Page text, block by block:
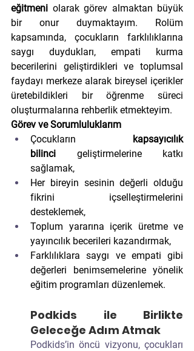
eğitmeni olarak görev almaktan büyük
bir onur duymaktayım. Rolüm
kapsamında, çocukların farklılıklarına
saygı duydukları, empati kurma
becerilerini geliştirdikleri ve toplumsal
faydayı merkeze alarak bireysel içerikler
üretebildikleri bir öğrenme süreci
oluşturmalarına rehberlik etmekteyim.
Görev ve Sorumluluklarım
Çocukların kapsayıcılık
bilinci geliştirmelerine katkı
sağlamak,
Her bireyin sesinin değerli olduğu
fikrini içselleştirmelerini
desteklemek,
Toplum yararına içerik üretme ve
yayıncılık becerileri kazandırmak,
Farklılıklara saygı ve empati gibi
değerleri benimsemelerine yönelik
eğitim programları düzenlemek.
Podkids ile Birlikte
Geleceğe Adım Atmak
Podkids’in öncü vizyonu, çocukları